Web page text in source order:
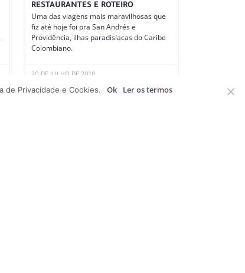
RESTAURANTES E ROTEIRO
Uma das viagens mais maravilhosas que
fiz até hoje foi pra San Andrés e
Providência, ilhas paradisíacas do Caribe
Colombiano.
20 DE JULHO DE 2018
de Privacidade e Cookies. Ok Ler os termos